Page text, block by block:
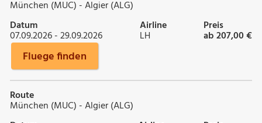
München (MUC) - Algier (ALG)
Datum
07.09.2026 - 29.09.2026
Airline
LH
Preis
ab 207,00 €
Fluege finden
Route
München (MUC) - Algier (ALG)